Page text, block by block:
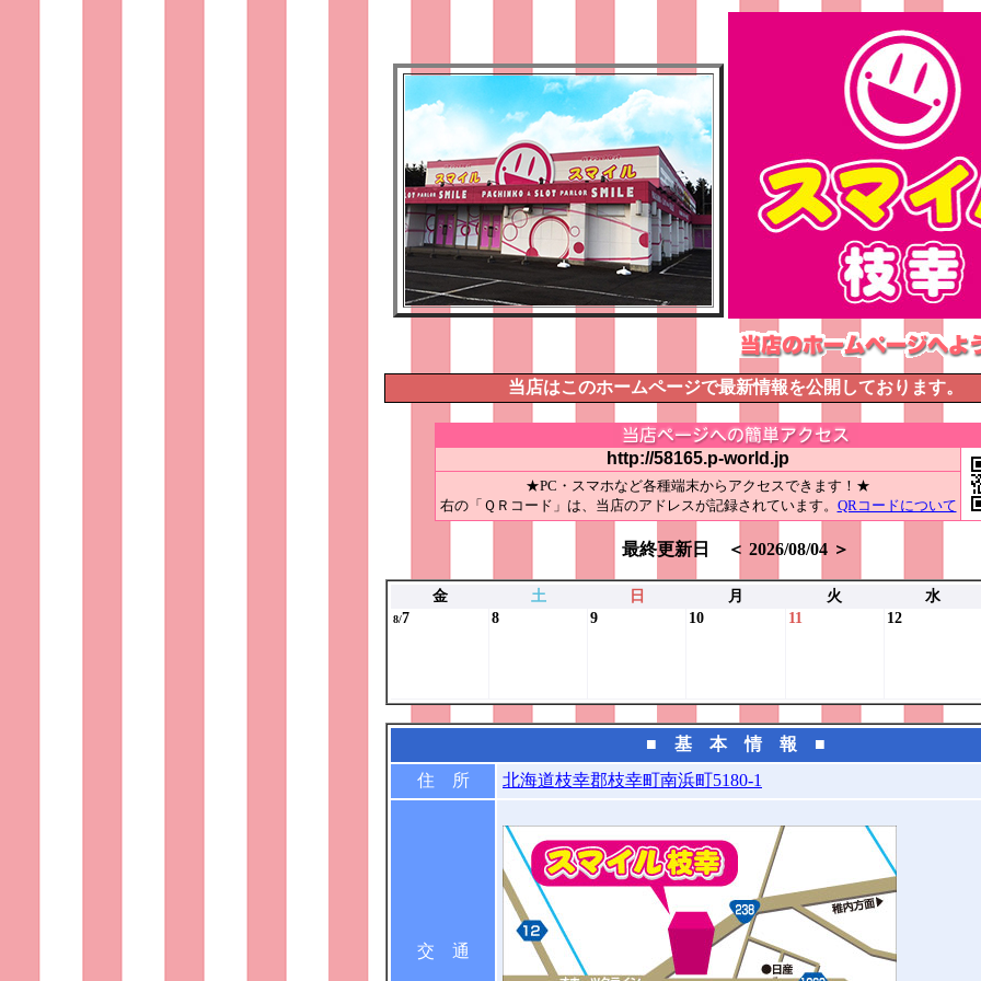
当店はこのホームページで最新情報を公開しております。
http://58165.p-world.jp
★PC・スマホなど各種端末からアクセスできます！★
右の「ＱＲコード」は、当店のアドレスが記録されています。 QRコードについて
最終更新日 ＜ 2026/08/04 ＞
金 土 日 月 火 水
8/7 8 9 10 11 12
■ 基 本 情 報 ■
住 所
北海道枝幸郡枝幸町南浜町5180-1
交 通